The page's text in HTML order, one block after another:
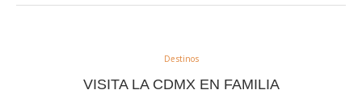
Destinos
VISITA LA CDMX EN FAMILIA